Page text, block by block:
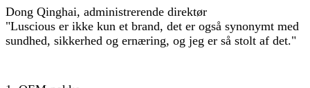
Dong Qinghai, administrerende direktør
"Luscious er ikke kun et brand, det er også synonymt med
sundhed, sikkerhed og ernæring, og jeg er så stolt af det."